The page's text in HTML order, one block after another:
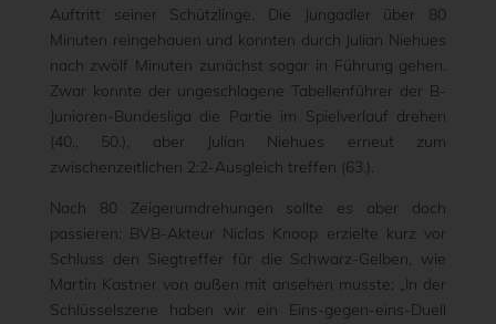
Auftritt seiner Schützlinge. Die Jungadler über 80
Minuten reingehauen und konnten durch Julian Niehues
nach zwölf Minuten zunächst sogar in Führung gehen.
Zwar konnte der ungeschlagene Tabellenführer der B-
Junioren-Bundesliga die Partie im Spielverlauf drehen
(40., 50.), aber Julian Niehues erneut zum
zwischenzeitlichen 2:2-Ausgleich treffen (63.).
Nach 80 Zeigerumdrehungen sollte es aber doch
passieren: BVB-Akteur Niclas Knoop erzielte kurz vor
Schluss den Siegtreffer für die Schwarz-Gelben, wie
Martin Kastner von außen mit ansehen musste: „In der
Schlüsselszene haben wir ein Eins-gegen-eins-Duell